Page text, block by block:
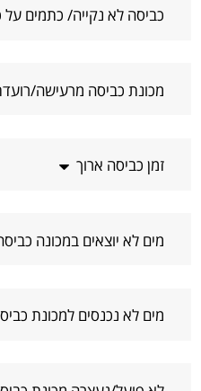
כביסה לא נקייה/ כתמים על
מכונת כביסה מרעישה/
זמן כביסה ארוך
מים לא יוצאים במכונה
מים לא נכנסים למכונת